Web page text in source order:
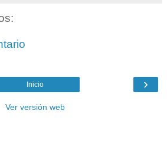
›
Inicio
Ver versión web